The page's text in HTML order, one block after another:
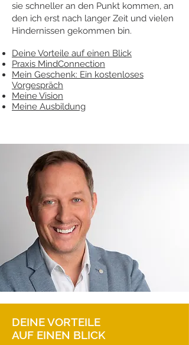
sie schneller an den Punkt kommen, an
den ich erst nach langer Zeit und vielen
Hindernissen gekommen bin.
Deine Vorteile auf einen Blick
Praxis MindConnection
Mein Geschenk: Ein kostenloses
Vorgespräch
Meine Vision
Meine Ausbildung
DEINE VORTEILE
AUF EINEN BLICK